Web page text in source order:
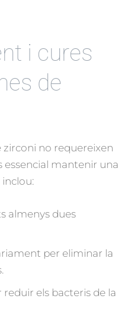
i cures
de
zirconi no requereixen
essencial mantenir una
inclou:
almenys dues
per eliminar la
reduir els bacteris de la